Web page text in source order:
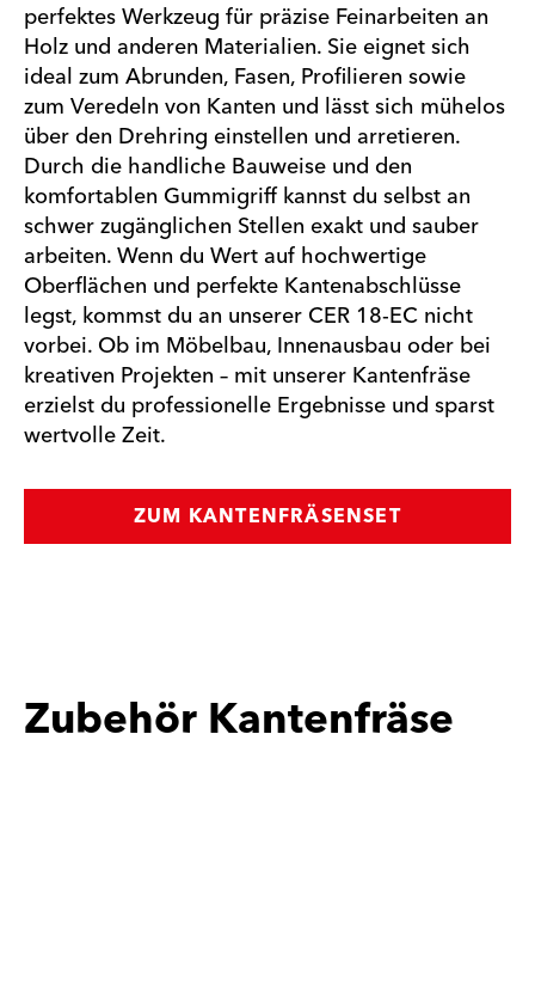
perfektes Werkzeug für präzise Feinarbeiten an
Holz und anderen Materialien. Sie eignet sich
ideal zum Abrunden, Fasen, Profilieren sowie
zum Veredeln von Kanten und lässt sich mühelos
über den Drehring einstellen und arretieren.
Durch die handliche Bauweise und den
komfortablen Gummigriff kannst du selbst an
schwer zugänglichen Stellen exakt und sauber
arbeiten. Wenn du Wert auf hochwertige
Oberflächen und perfekte Kantenabschlüsse
legst, kommst du an unserer CER 18-EC nicht
vorbei. Ob im Möbelbau, Innenausbau oder bei
kreativen Projekten – mit unserer Kantenfräse
erzielst du professionelle Ergebnisse und sparst
wertvolle Zeit.
ZUM KANTENFRÄSENSET
Zubehör Kantenfräse